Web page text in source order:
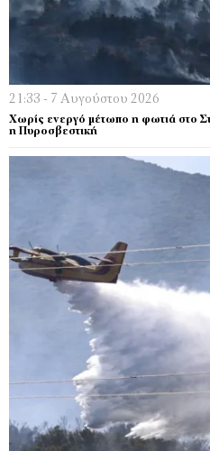
21:33 - 7 Αυγούστου 2026
Χωρίς ενεργό μέτωπο η φωτιά στο
η Πυροσβεστική